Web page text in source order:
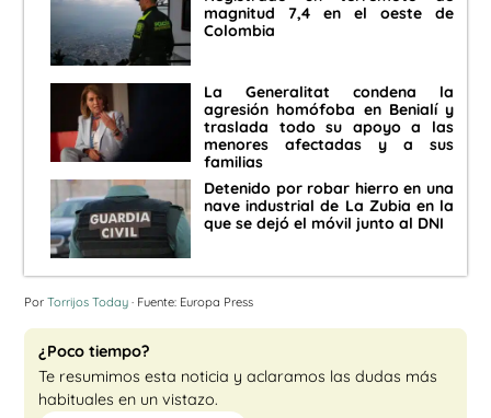
magnitud 7,4 en el oeste de
Colombia
La Generalitat condena la
agresión homófoba en Benialí y
traslada todo su apoyo a las
menores afectadas y a sus
familias
Detenido por robar hierro en una
nave industrial de La Zubia en la
que se dejó el móvil junto al DNI
Por Torrijos Today · Fuente: Europa Press
¿Poco tiempo?
Te resumimos esta noticia y aclaramos las dudas más
habituales en un vistazo.